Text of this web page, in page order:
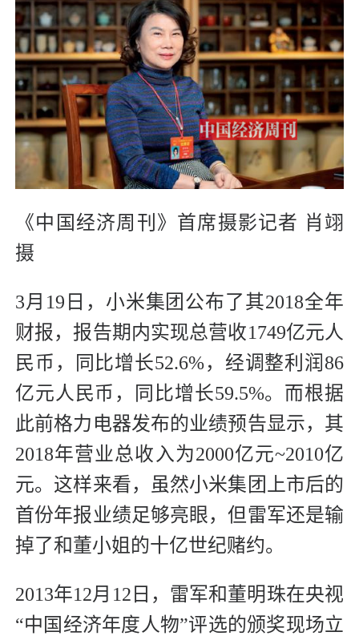
《中国经济周刊》首席摄影记者 肖翊
摄
3月19日，小米集团公布了其2018全年
财报，报告期内实现总营收1749亿元人
民币，同比增长52.6%，经调整利润86
亿元人民币，同比增长59.5%。而根据
此前格力电器发布的业绩预告显示，其
2018年营业总收入为2000亿元~2010亿
元。这样来看，虽然小米集团上市后的
首份年报业绩足够亮眼，但雷军还是输
掉了和董小姐的十亿世纪赌约。
2013年12月12日，雷军和董明珠在央视
“中国经济年度人物”评选的颁奖现场立